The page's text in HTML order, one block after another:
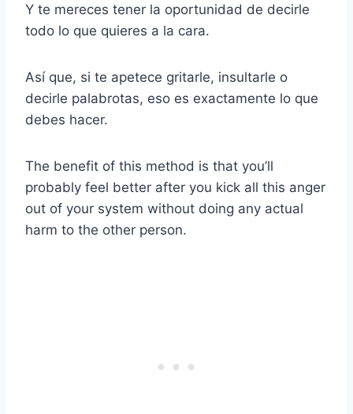
Y te mereces tener la oportunidad de decirle
todo lo que quieres a la cara.
Así que, si te apetece gritarle, insultarle o
decirle palabrotas, eso es exactamente lo que
debes hacer.
The benefit of this method is that you’ll
probably feel better after you kick all this anger
out of your system without doing any actual
harm to the other person.